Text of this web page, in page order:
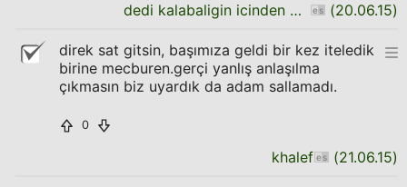
dedi kalabaligin icinden bir ses (20.06.15)
direk sat gitsin, başımıza geldi bir kez iteledik
birine mecburen.gerçi yanlış anlaşılma
çıkmasın biz uyardık da adam sallamadı.
0
khalef (21.06.15)